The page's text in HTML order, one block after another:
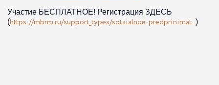
Участие БЕСПЛАТНОЕ! Регистрация ЗДЕСЬ
(https://mbrm.ru/support_types/sotsialnoe-predprinimat..)